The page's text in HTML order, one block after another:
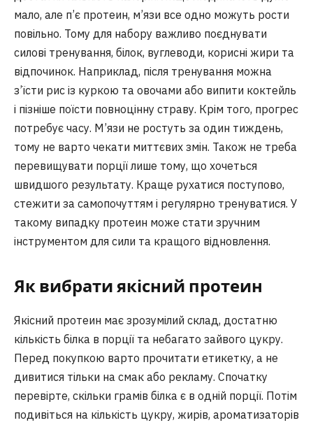
мало, але п’є протеин, м’язи все одно можуть рости
повільно. Тому для набору важливо поєднувати
силові тренування, білок, вуглеводи, корисні жири та
відпочинок. Наприклад, після тренування можна
з’їсти рис із куркою та овочами або випити коктейль
і пізніше поїсти повноцінну страву. Крім того, прогрес
потребує часу. М’язи не ростуть за один тиждень,
тому не варто чекати миттєвих змін. Також не треба
перевищувати порції лише тому, що хочеться
швидшого результату. Краще рухатися поступово,
стежити за самопочуттям і регулярно тренуватися. У
такому випадку протеин може стати зручним
інструментом для сили та кращого відновлення.
Як вибрати якісний протеин
Якісний протеин має зрозумілий склад, достатню
кількість білка в порції та небагато зайвого цукру.
Перед покупкою варто прочитати етикетку, а не
дивитися тільки на смак або рекламу. Спочатку
перевірте, скільки грамів білка є в одній порції. Потім
подивіться на кількість цукру, жирів, ароматизаторів